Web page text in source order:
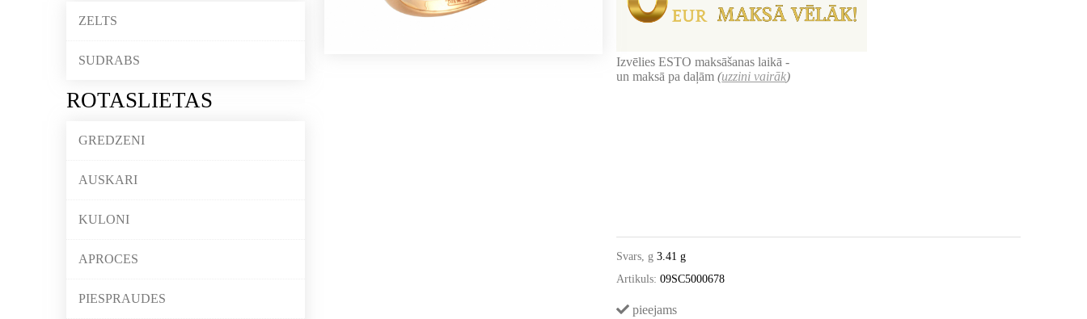
ZELTS
SUDRABS
ROTASLIETAS
GREDZENI
AUSKARI
KULONI
APROCES
PIESPRAUDES
Izvēlies ESTO maksāšanas laikā -
un maksā pa daļām(uzzini vairāk)
Svars, g 3.41 g
Artikuls: 09SC5000678
pieejams